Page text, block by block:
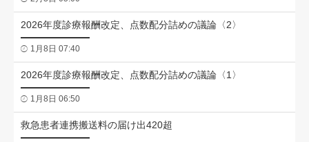
2026年度診療報酬改定、点数配分詰めの議論〈2〉
1月8日 07:40
2026年度診療報酬改定、点数配分詰めの議論〈1〉
1月8日 06:50
救急患者連携搬送料の届け出420超